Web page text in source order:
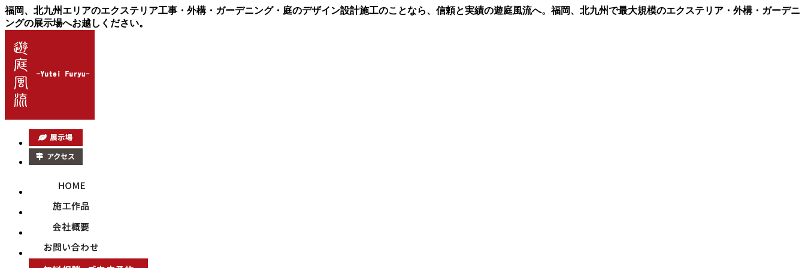
福岡、北九州エリアのエクステリア工事・外構・ガーデニング・庭のデザイン設計施工のことなら、信頼と実績の遊庭風流へ。福岡、北九州で最大規模のエクステリア・外構・ガーデニ
ングの展示場へお越しください。